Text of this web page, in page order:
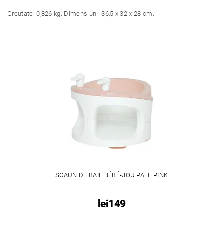
Greutate: 0,826 kg. Dimensiuni: 36,5 x 32 x 28 cm.
SCAUN DE BAIE BÉBÉ-JOU PALE PINK
lei149